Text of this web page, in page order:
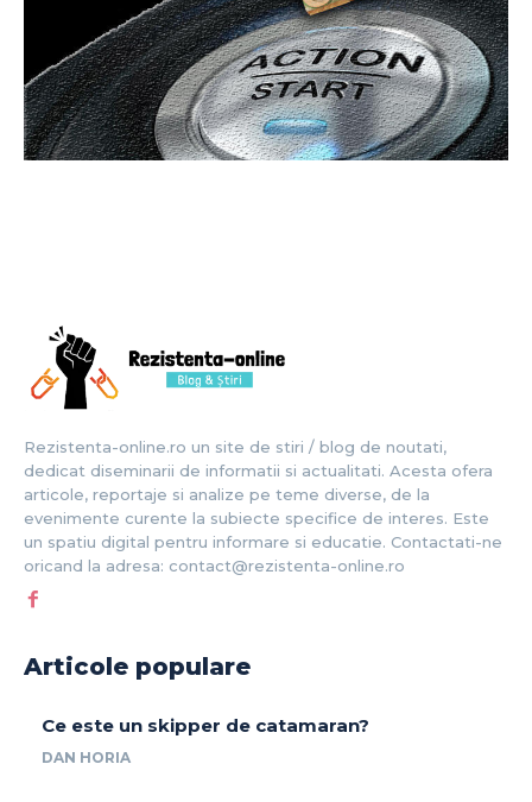
Rezistenta-online.ro un site de stiri / blog de noutati,
dedicat diseminarii de informatii si actualitati. Acesta ofera
articole, reportaje si analize pe teme diverse, de la
evenimente curente la subiecte specifice de interes. Este
un spatiu digital pentru informare si educatie. Contactati-ne
oricand la adresa: contact@rezistenta-online.ro
Articole populare
Ce este un skipper de catamaran?
DAN HORIA